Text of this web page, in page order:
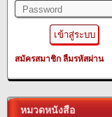
สมัครสมาชิก ลืมรหัสผ่าน
หมวดหนังสือ